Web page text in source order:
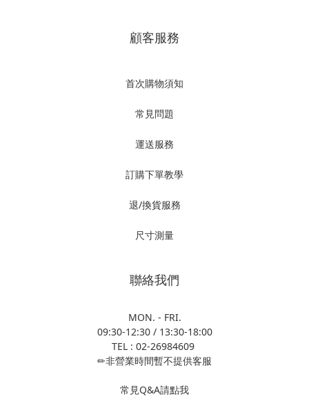
顧客服務
首次購物須知
常見問題
運送服務
訂購下單教學
退/換貨服務
尺寸測量
聯絡我們
MON. - FRI.
09:30-12:30 / 13:30-18:00
TEL : 02-26984609
✏非營業時間暫不提供客服
常見Q&A請點我